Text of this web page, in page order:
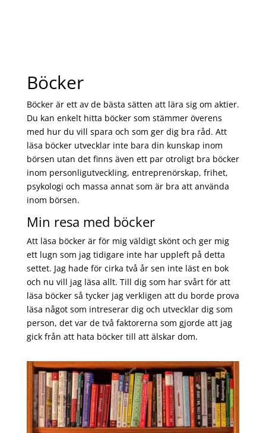
Böcker
Böcker är ett av de bästa sätten att lära sig om aktier.
Du kan enkelt hitta böcker som stämmer överens
med hur du vill spara och som ger dig bra råd. Att
läsa böcker utvecklar inte bara din kunskap inom
börsen utan det finns även ett par otroligt bra böcker
inom personligutveckling, entreprenörskap, frihet,
psykologi och massa annat som är bra att använda
inom börsen.
Min resa med böcker
Att läsa böcker är för mig väldigt skönt och ger mig
ett lugn som jag tidigare inte har uppleft på detta
settet. Jag hade för cirka två år sen inte läst en bok
och nu vill jag läsa allt. Till dig som har svårt för att
läsa böcker så tycker jag verkligen att du borde prova
läsa något som intreserar dig och utvecklar dig som
person, det var de två faktorerna som gjorde att jag
gick från att hata böcker till att älskar dom.